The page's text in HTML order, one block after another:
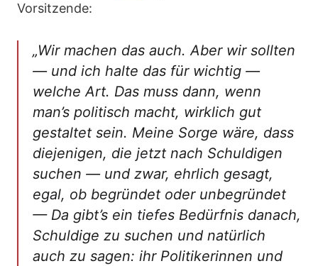
Vorsitzende:
„Wir machen das auch. Aber wir sollten
— und ich halte das für wichtig —
welche Art. Das muss dann, wenn
man’s politisch macht, wirklich gut
gestaltet sein. Meine Sorge wäre, dass
diejenigen, die jetzt nach Schuldigen
suchen — und zwar, ehrlich gesagt,
egal, ob begründet oder unbegründet
— Da gibt’s ein tiefes Bedürfnis danach,
Schuldige zu suchen und natürlich
auch zu sagen: ihr Politikerinnen und